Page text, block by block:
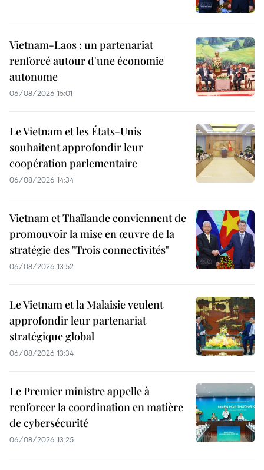
Vietnam-Laos : un partenariat
renforcé autour d'une économie
autonome
06/08/2026 15:01
Le Vietnam et les États-Unis
souhaitent approfondir leur
coopération parlementaire
06/08/2026 14:34
Vietnam et Thaïlande conviennent de
promouvoir la mise en œuvre de la
stratégie des "Trois connectivités"
06/08/2026 13:52
Le Vietnam et la Malaisie veulent
approfondir leur partenariat
stratégique global
06/08/2026 13:34
Le Premier ministre appelle à
renforcer la coordination en matière
de cybersécurité
06/08/2026 13:25